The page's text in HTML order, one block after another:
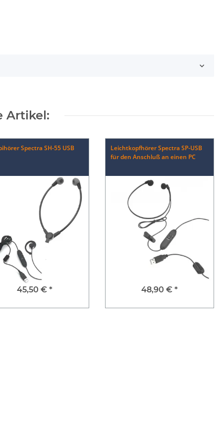
Artikel:
Spectra SH-55 USB
45,50 € *
Leichtkopfhörer Spectra SP-USB
für den Anschluß an einen PC
48,90 € *